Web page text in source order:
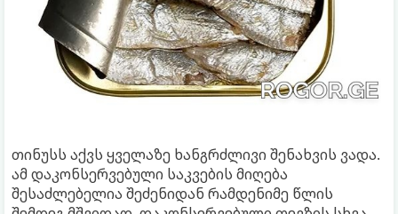
თინუსს აქვს ყველაზე ხანგრძლივი შენახვის ვადა.
ამ დაკონსერვებული საკვების მიღება
შესაძლებელია შეძენიდან რამდენიმე წლის